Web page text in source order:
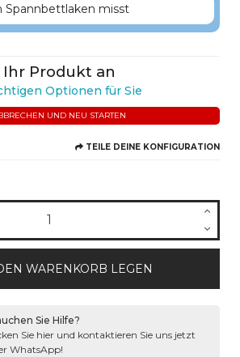
Spannbettlaken misst
Ihr Produkt an
Optionen für Sie
UND NEU STARTEN
TEILE DEINE KONFIGURATION
WARENKORB LEGEN
Sie Hilfe?
Sie hier und kontaktieren Sie uns jetzt
WhatsApp!